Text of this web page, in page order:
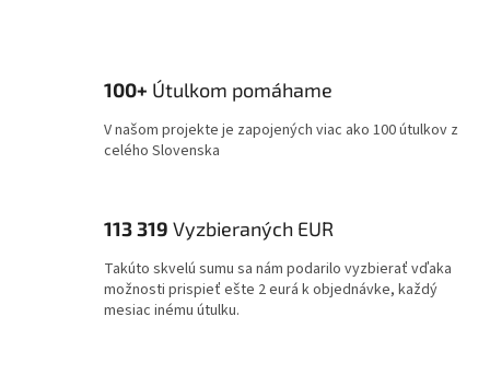
100+ Útulkom pomáhame
V našom projekte je zapojených viac ako 100 útulkov z
celého Slovenska
113 319 Vyzbieraných EUR
Takúto skvelú sumu sa nám podarilo vyzbierať vďaka
možnosti prispieť ešte 2 eurá k objednávke, každý
mesiac inému útulku.